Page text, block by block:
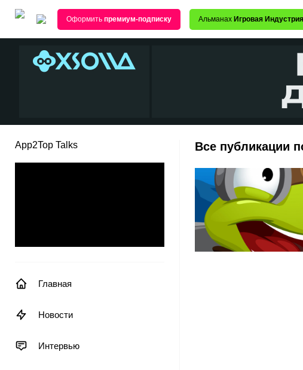
Оформить премиум-подписку Альманах Игровая Индустрия
App2Top Talks
Главная
Новости
Интервью
Все публикации